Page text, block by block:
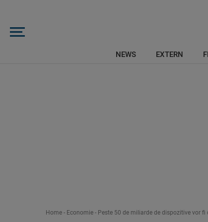
NEWS EXTERN
Home - Economie - Peste 50 de miliarde de dispozitive vor